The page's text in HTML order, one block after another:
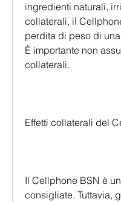
ingredienti naturali,
collaterali, il
perdita di peso di
È importante non
collaterali.
Effetti collaterali del
Il Cellphone BSN è
consigliate. Tuttavia,